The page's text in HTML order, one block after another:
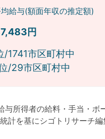
給与(額面年収の推定額)
円
市区町村中
市区町村中
所得者の給料・手当・ボ
計を基にシゴトリサーチ